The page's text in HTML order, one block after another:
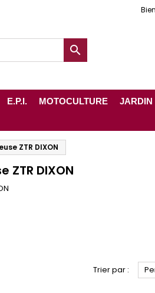

E.P.I. MOTOCULTURE JARDIN
ZTR DIXON
ZTR DIXON
Trier par :